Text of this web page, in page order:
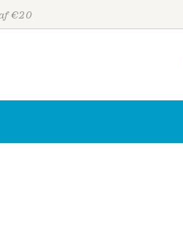
€20